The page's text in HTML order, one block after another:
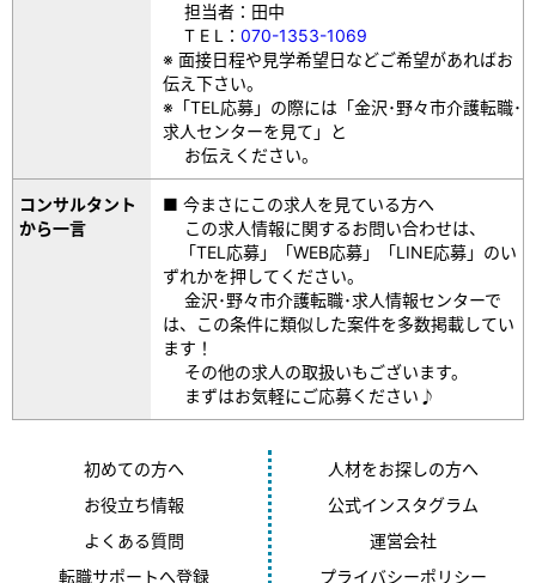
担当者：田中
T E L：070-1353-1069
※ 面接日程や見学希望日などご希望があればお
伝え下さい。
※「TEL応募」の際には「金沢･野々市介護転職･
求人センターを見て」と
お伝えください。
コンサルタント
から一言
■ 今まさにこの求人を見ている方へ
この求人情報に関するお問い合わせは、
「TEL応募」「WEB応募」「LINE応募」のい
ずれかを押してください。
金沢･野々市介護転職･求人情報センターで
は、この条件に類似した案件を多数掲載してい
ます！
その他の求人の取扱いもございます。
まずはお気軽にご応募ください♪
初めての方へ
お役立ち情報
よくある質問
転職サポートへ登録
人材をお探しの方へ
公式インスタグラム
運営会社
プライバシーポリシー